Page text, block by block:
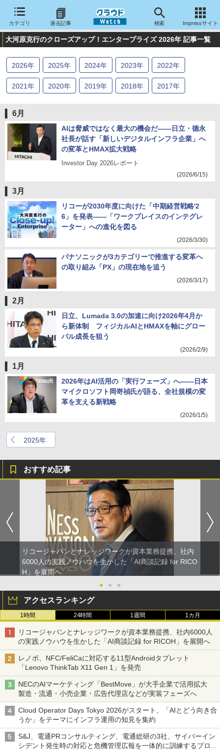
カテゴリ 過去記事 検索 Impressサイト
大河原克行のクローズアップ！エンタープライズ 2026年 記事一覧
2026年 2025年 2024年 2023年 2022年
2021年 2020年 2019年 2018年 2017年
2011 2010年 2009年 2008年 2007年
2006 年 2005年 2004年
6月
AIは脅威ではなく最大の機会だ――日立・德永
社長が話す「新しいデジタルインフラ企業」へ
の変革とHMAX拡大戦略
Investor Day 2026レポート
(2026/6/15)
3月
リコーが2030年度に向けた「中期経営戦略'2
6」を発表――「ワークプレイスのインテグレ
ーター」への進化を図る
(2026/3/30)
パナソニックが3カテゴリーで推進する変革へ
の取り組み「PX」の現在地を追う
(2026/3/17)
2月
日立、Lumada 3.0の加速に向け2026年4月か
ら新体制 フィジカルAIとHMAXを軸にグロー
バル成長を狙う
(2026/2/9)
1月
2026年はAI活用の「実行フェーズ」へ――日本
マイクロソフト岡嵜禎氏が語る、全社規模の変
革を支える新戦略
(2026/1/5)
2025年
おすすめ記事
リコージャパンとナレッジワークが資本業務提携、社内
6000人の実践ノウハウを生かした「AI商談記録 for RICO
H」を展開へ
●
● ●
アクセスランキング
1時間 24時間 1週間 1カ月
リコージャパンとナレッジワークが資本業務提携、社内6000人
の実践ノウハウを生かした「AI商談記録 for RICOH」を展開へ
レノボ、NFC/FeliCaに対応する11型Androidタブレット
「Lenovo ThinkTab X11 Gen 1」を発売
NECのAIマーケティング「BestMove」が大手企業で活用拡大
製造・流通・小売企業・広告代理店などが実装フェーズへ
Cloud Operator Days Tokyo 2026がスタート、「AIとどう向き合
うか」をテーマにインフラ運用の知見を集約
S&J、電通PRコンサルティング、電通総研の3社、サイバーイン
シデント発生時の対応と危機管理広報を一体的に訓練するプログ